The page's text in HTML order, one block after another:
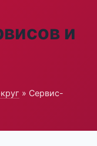
и
» Сервис-